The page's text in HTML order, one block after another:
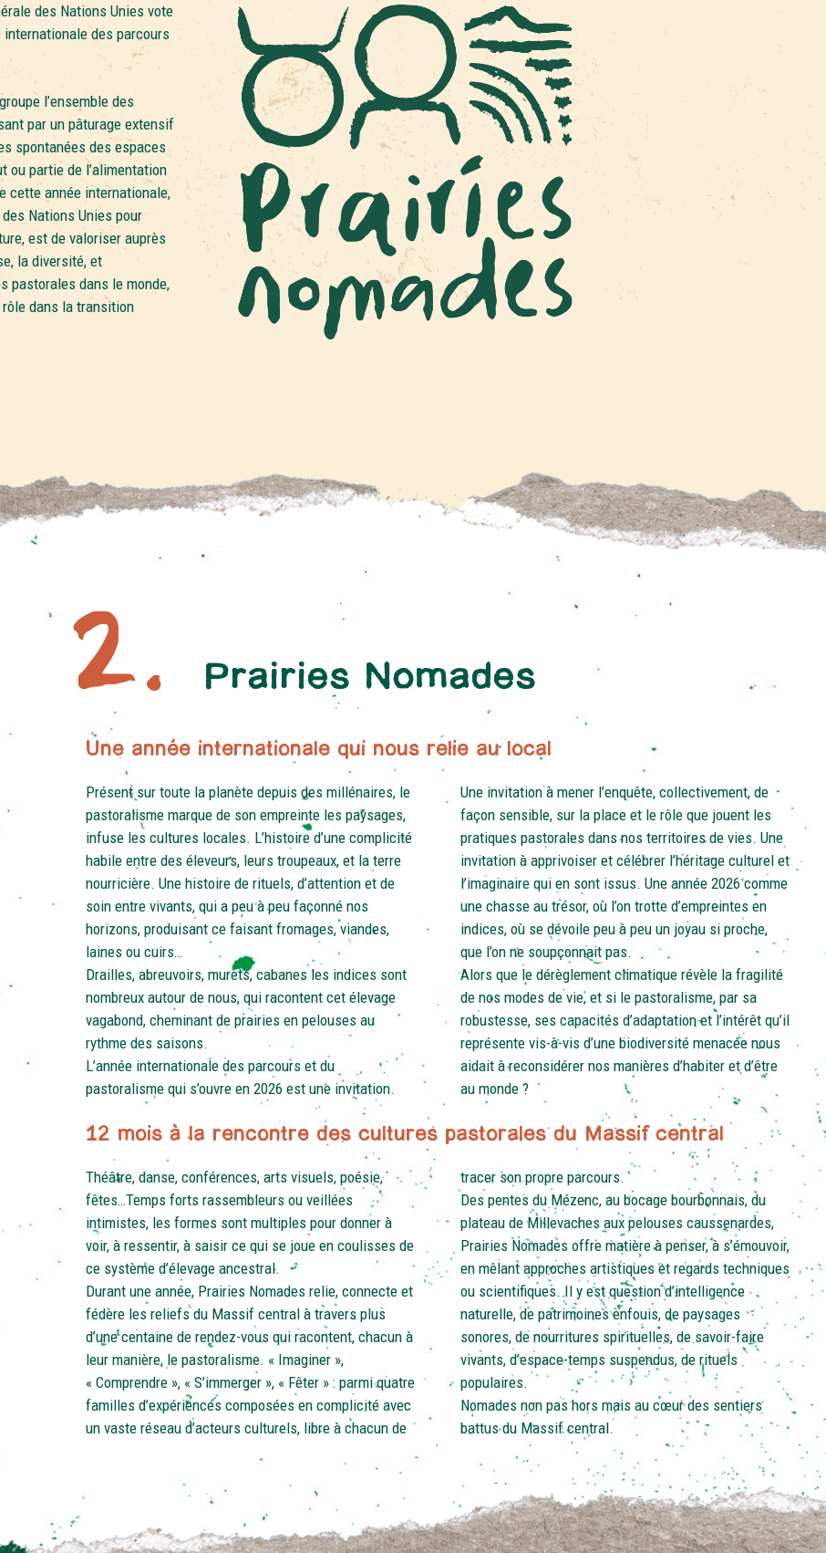
des Nations Unies vote
internationale des parcours
l’ensemble des
par un pâturage extensif
spontanées des espaces
ou partie de l’alimentation
cette année internationale,
Nations Unies pour
est de valoriser auprès
la diversité, et
pastorales dans le monde,
dans la transition
2. Prairies Nomades
Une année internationale qui nous relie au local
Présent sur toute la planète depuis des millénaires, le
pastoralisme marque de son empreinte les paysages,
infuse les cultures locales. L’histoire d’une complicité
habile entre des éleveurs, leurs troupeaux, et la terre
nourricière. Une histoire de rituels, d’attention et de
soin entre vivants, qui a peu à peu façonné nos
horizons, produisant ce faisant fromages, viandes,
laines ou cuirs…
Drailles, abreuvoirs, murets, cabanes les indices sont
nombreux autour de nous, qui racontent cet élevage
vagabond, cheminant de prairies en pelouses au
rythme des saisons.
L’année internationale des parcours et du
pastoralisme qui s’ouvre en 2026 est une invitation.
Une invitation à mener l’enquête, collectivement, de
façon sensible, sur la place et le rôle que jouent les
pratiques pastorales dans nos territoires de vies. Une
invitation à apprivoiser et célébrer l’héritage culturel et
l’imaginaire qui en sont issus. Une année 2026 comme
une chasse au trésor, où l’on trotte d’empreintes en
indices, où se dévoile peu à peu un joyau si proche,
que l’on ne soupçonnait pas.
Alors que le dérèglement climatique révèle la fragilité
de nos modes de vie, et si le pastoralisme, par sa
robustesse, ses capacités d’adaptation et l’intérêt qu’il
représente vis-à-vis d’une biodiversité menacée nous
aidait à reconsidérer nos manières d’habiter et d’être
au monde ?
12 mois à la rencontre des cultures pastorales du Massif central
Théâtre, danse, conférences, arts visuels, poésie,
fêtes…Temps forts rassembleurs ou veillées
intimistes, les formes sont multiples pour donner à
voir, à ressentir, à saisir ce qui se joue en coulisses de
ce système d’élevage ancestral.
Durant une année, Prairies Nomades relie, connecte et
fédère les reliefs du Massif central à travers plus
d’une centaine de rendez-vous qui racontent, chacun à
leur manière, le pastoralisme. « Imaginer »,
« Comprendre », « S’immerger », « Fêter » : parmi quatre
familles d’expériences composées en complicité avec
un vaste réseau d’acteurs culturels, libre à chacun de
tracer son propre parcours.
Des pentes du Mézenc, au bocage bourbonnais, du
plateau de Millevaches aux pelouses caussenardes,
Prairies Nomades offre matière à penser, à s’émouvoir,
en mêlant approches artistiques et regards techniques
ou scientifiques. Il y est question d’intelligence
naturelle, de patrimoines enfouis, de paysages
sonores, de nourritures spirituelles, de savoir-faire
vivants, d’espace-temps suspendus, de rituels
populaires.
Nomades non pas hors mais au cœur des sentiers
battus du Massif central.